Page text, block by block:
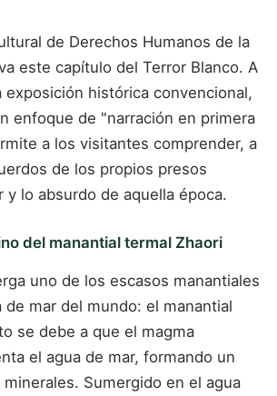
de Derechos Humanos de la
este capítulo del Terror Blanco. A
exposición histórica convencional,
enfoque de "narración en primera
a los visitantes comprender, a
de los propios presos
lo absurdo de aquella época.
del manantial termal Zhaori
uno de los escasos manantiales
de mar del mundo: el manantial
se debe a que el magma
el agua de mar, formando un
Sumergido en el agua